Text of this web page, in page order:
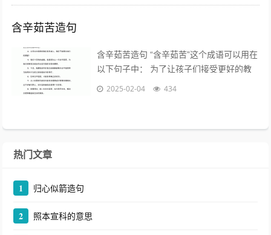
含辛茹苦造句
含辛茹苦造句 “含辛茹苦”这个成语可以用在
以下句子中： 为了让孩子们接受更好的教
育，父母们含辛茹苦地工作，省吃俭用。
2025-02-04 434
热门文章
1 归心似箭造句
2 照本宣科的意思